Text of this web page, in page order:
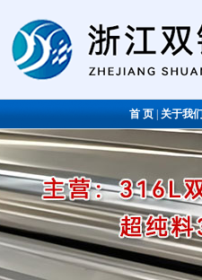
首 页关于我